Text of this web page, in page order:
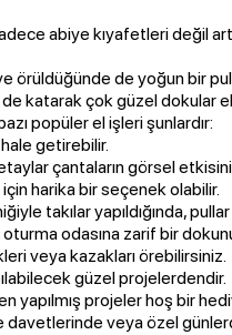
abiye kıyafetleri değil
örüldüğünde de yoğun bir pul
katarak çok güzel dokular
popüler el işleri şunlardır:
hale getirebilir.
çantaların görsel etkisini
harika bir seçenek olabilir.
takılar yapıldığında, pullar
oturma odasına zarif bir
veya kazakları örebilirsiniz.
güzel projelerdendir.
yapılmış projeler hoş bir
davetlerinde veya özel